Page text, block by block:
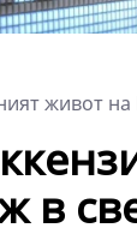
живот на
в